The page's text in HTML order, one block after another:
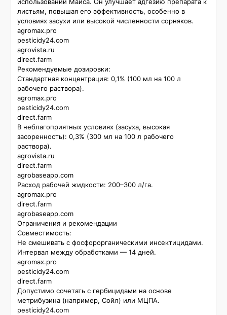
листьям, повышая его эффективность, особенно в
условиях засухи или высокой численности сорняков.
agromax.pro
pesticidy24.com
agrovista.ru
direct.farm
Рекомендуемые дозировки:
Стандартная концентрация: 0,1% (100 мл на 100 л
рабочего раствора).
agromax.pro
pesticidy24.com
direct.farm
В неблагоприятных условиях (засуха, высокая
засоренность): 0,3% (300 мл на 100 л рабочего
раствора).
agrovista.ru
direct.farm
agrobaseapp.com
Расход рабочей жидкости: 200–300 л/га.
agromax.pro
direct.farm
agrobaseapp.com
Ограничения и рекомендации
Совместимость:
Не смешивать с фосфорорганическими инсектицидами.
Интервал между обработками — 14 дней.
agromax.pro
pesticidy24.com
direct.farm
Допустимо сочетать с гербицидами на основе
метрибузина (например, Сойл) или МЦПА.
pesticidy24.com